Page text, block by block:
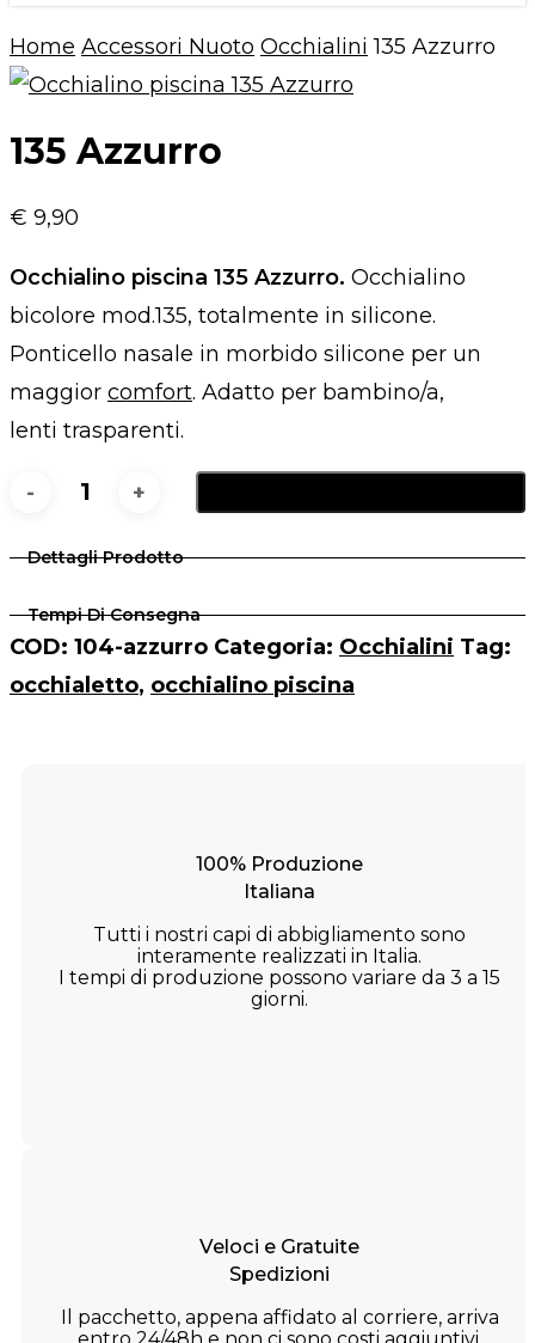
Home Accessori Nuoto Occhialini 135 Azzurro
135 Azzurro
€ 9,90
Occhialino piscina 135 Azzurro. Occhialino
bicolore mod.135, totalmente in silicone.
Ponticello nasale in morbido silicone per un
maggior comfort. Adatto per bambino/a,
lenti trasparenti.
Azzurro
Dettagli Prodotto
Tempi Di Consegna
COD: 104-azzurro Categoria: Occhialini Tag:
occhialetto, occhialino piscina
100% Produzione
Italiana
Tutti i nostri capi di abbigliamento sono
interamente realizzati in Italia.
I tempi di produzione possono variare da 3 a 15
giorni.
Veloci e Gratuite
Spedizioni
Il pacchetto, appena affidato al corriere, arriva